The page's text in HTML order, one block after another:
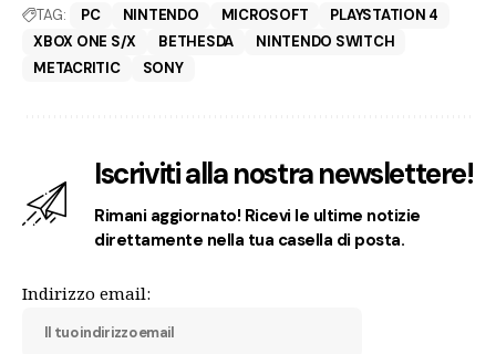
TAG: PC NINTENDO MICROSOFT
PLAYSTATION 4
XBOX ONE S/X
BETHESDA
NINTENDO SWITCH
METACRITIC
SONY
Iscriviti alla nostra newslettere!
Rimani aggiornato! Ricevi le ultime notizie
direttamente nella tua casella di posta.
Indirizzo email: